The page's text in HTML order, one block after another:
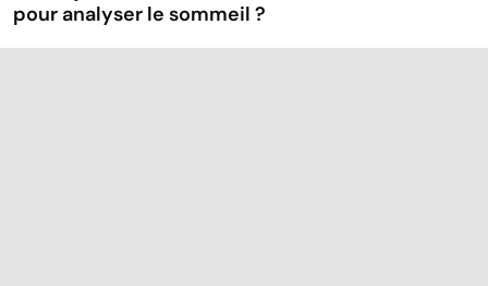
pour analyser le sommeil ?